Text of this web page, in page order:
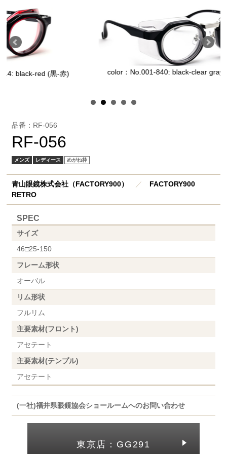
(黒-赤) color：No.001-840: black-clear gray (黒-クリアグ
品番：RF-056
RF-056
メンズ レディース めがね枠
青山眼鏡株式会社（FACTORY900） ／ FACTORY900
RETRO
SPEC
サイズ
46□25-150
フレーム形状
オーバル
リム形状
フルリム
主要素材(フロント)
アセテート
主要素材(テンプル)
アセテート
(一社)福井県眼鏡協会ショールームへのお問い合わせ
東京店：GG291